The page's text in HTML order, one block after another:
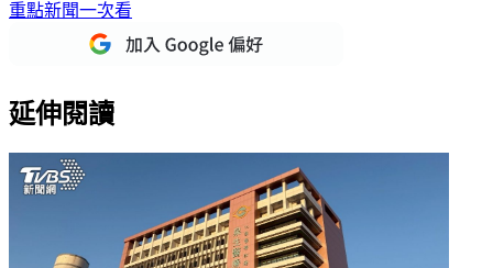
重點新聞一次看
延伸閱讀